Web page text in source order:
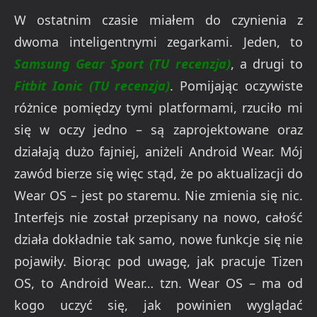
W ostatnim czasie miałem do czynienia z
dwoma inteligentnymi zegarkami. Jeden, to
Samsung Gear Sport (TU recenzja), a drugi to
Fitbit Ionic (TU recenzja). Pomijając oczywiste
różnice pomiędzy tymi platformami, rzuciło mi
się w oczy jedno – są zaprojektowane oraz
działają dużo fajniej, aniżeli Android Wear. Mój
zawód bierze się więc stąd, że po aktualizacji do
Wear OS – jest po staremu. Nie zmienia się nic.
Interfejs nie został przepisany na nowo, całość
działa dokładnie tak samo, nowe funkcje się nie
pojawiły. Biorąc pod uwagę, jak pracuje Tizen
OS, to Android Wear… tzn. Wear OS – ma od
kogo uczyć się, jak powinien wyglądać